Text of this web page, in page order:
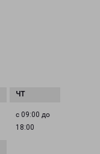
с 09:00 до
18:00